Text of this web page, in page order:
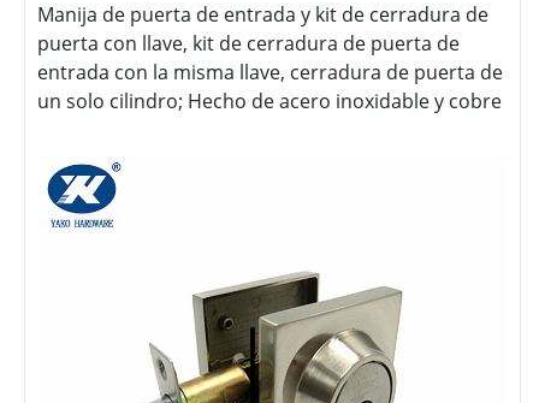
Manija de puerta de entrada y kit de cerradura de
puerta con llave, kit de cerradura de puerta de
entrada con la misma llave, cerradura de puerta de
un solo cilindro; Hecho de acero inoxidable y cobre